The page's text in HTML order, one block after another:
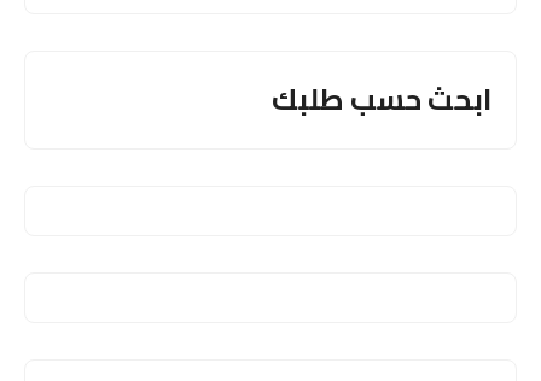
ابحث حسب طلبك